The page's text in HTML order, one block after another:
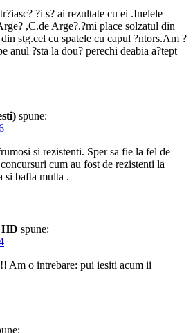
?i s? ai rezultate cu ei .Inelele
,C.de Arge?.?mi place solzatul din
stg.cel cu spatele cu capul ?ntors.Am ?
anul ?sta la dou? perechi deabia a?tept
spune:
si rezistenti. Sper sa fie la fel de
cum au fost de rezistenti la
si bafta multa .
spune:
Am o intrebare: pui iesiti acum ii